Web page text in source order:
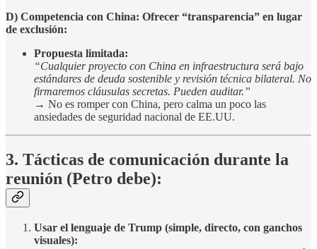
D) Competencia con China: Ofrecer “transparencia” en lugar
de exclusión:
Propuesta limitada:
“Cualquier proyecto con China en infraestructura será bajo
estándares de deuda sostenible y revisión técnica bilateral. No
firmaremos cláusulas secretas. Pueden auditar.”
→ No es romper con China, pero calma un poco las
ansiedades de seguridad nacional de EE.UU.
3. Tácticas de comunicación durante la
reunión (Petro debe):
Usar el lenguaje de Trump (simple, directo, con ganchos
visuales):